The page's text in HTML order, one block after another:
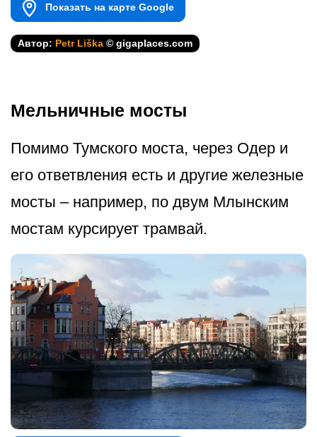
Показать на карте Google
Автор: Petr Liška © gigaplaces.com
Мельничные мосты
Помимо Тумского моста, через Одер и
его ответвления есть и другие железные
мосты – например, по двум Млынским
мостам курсирует трамвай.